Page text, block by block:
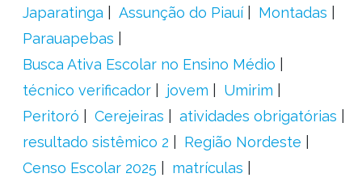
Japaratinga
Assunção do Piauí
Montadas
Parauapebas
Busca Ativa Escolar no Ensino Médio
técnico verificador
jovem
Umirim
Peritoró
Cerejeiras
atividades obrigatórias
resultado sistêmico 2
Região Nordeste
Censo Escolar 2025
matrículas